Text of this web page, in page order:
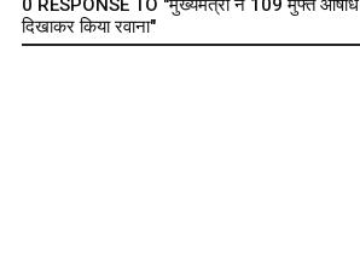
0 RESPONSE TO "मुख्यमंत्री ने 109 मुफ्त औषधि
दिखाकर किया रवाना"